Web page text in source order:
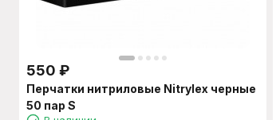
550 ₽
Перчатки нитриловые Nitrylex черные
50 пар S